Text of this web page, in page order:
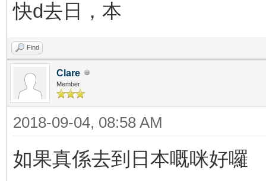
快d去日，本
Find
Clare
Member
2018-09-04, 08:58 AM
如果真係去到日本嘅咪好囉